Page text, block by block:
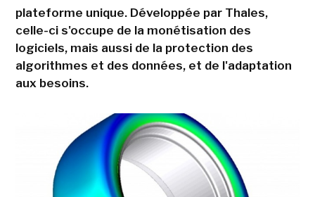
plateforme unique. Développée par Thales,
celle-ci s'occupe de la monétisation des
logiciels, mais aussi de la protection des
algorithmes et des données, et de l'adaptation
aux besoins.